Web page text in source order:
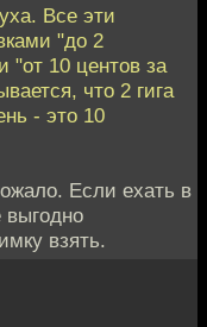
Все эти
"до 2
"от 10 центов за
что 2 гига
- это 10
Если ехать в
выгодно
взять.